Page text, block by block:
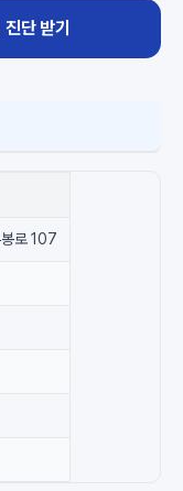
단 받기
로 107